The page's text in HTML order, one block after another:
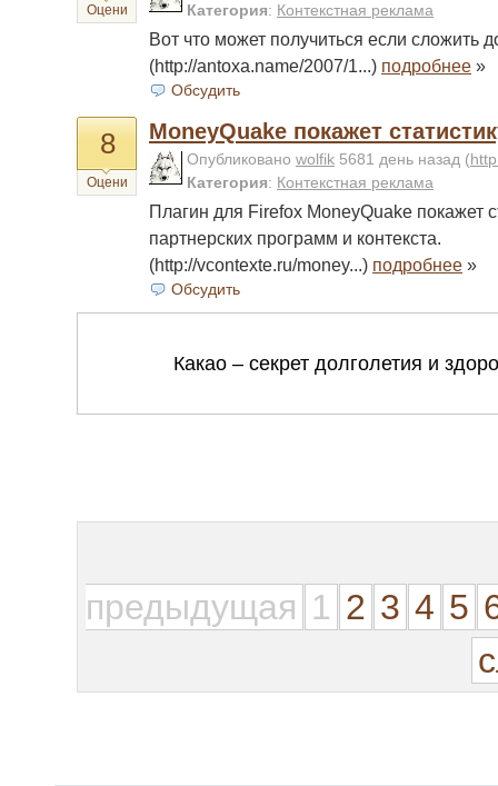
Оцени
Категория: Контекстная реклама
Вот что может получиться если сложить
(http://antoxa.name/2007/1...) подробнее »
Обсудить
8
Оцени
MoneyQuake покажет
Опубликовано wolfik 5681 день назад (
Категория: Контекстная реклама
Плагин для Firefox MoneyQuake покажет
партнерских программ и контекста.
(http://vcontexte.ru/money...) подробнее »
Обсудить
предыдущая 1 2 3 4 5